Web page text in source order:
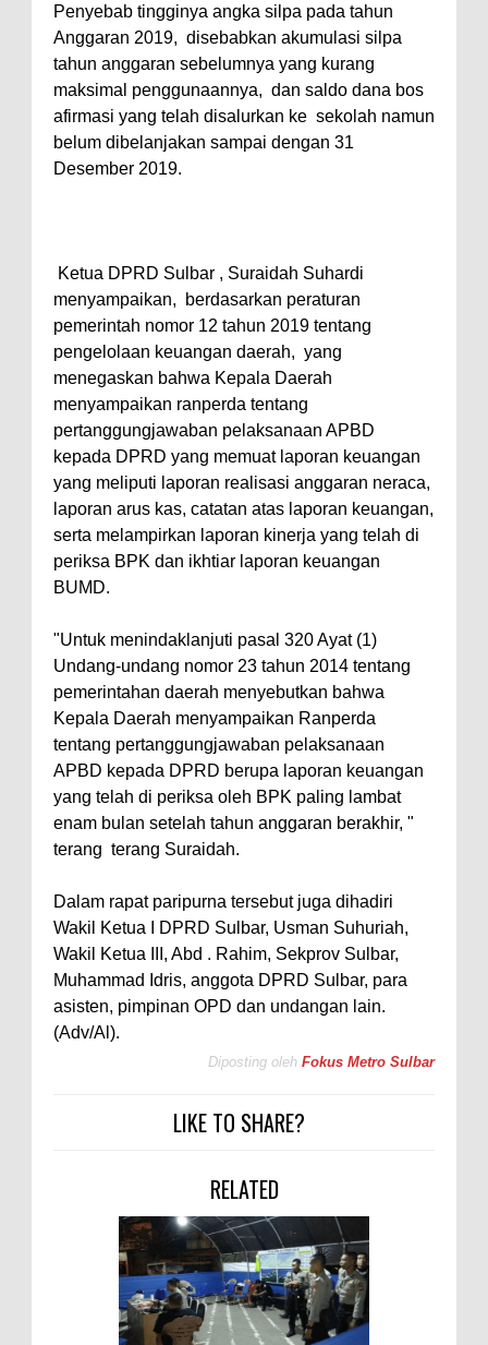
Penyebab tingginya angka silpa pada tahun
Anggaran 2019, disebabkan akumulasi silpa
tahun anggaran sebelumnya yang kurang
maksimal penggunaannya, dan saldo dana bos
afirmasi yang telah disalurkan ke sekolah namun
belum dibelanjakan sampai dengan 31
Desember 2019.
Ketua DPRD Sulbar , Suraidah Suhardi
menyampaikan, berdasarkan peraturan
pemerintah nomor 12 tahun 2019 tentang
pengelolaan keuangan daerah, yang
menegaskan bahwa Kepala Daerah
menyampaikan ranperda tentang
pertanggungjawaban pelaksanaan APBD
kepada DPRD yang memuat laporan keuangan
yang meliputi laporan realisasi anggaran neraca,
laporan arus kas, catatan atas laporan keuangan,
serta melampirkan laporan kinerja yang telah di
periksa BPK dan ikhtiar laporan keuangan
BUMD.
"Untuk menindaklanjuti pasal 320 Ayat (1)
Undang-undang nomor 23 tahun 2014 tentang
pemerintahan daerah menyebutkan bahwa
Kepala Daerah menyampaikan Ranperda
tentang pertanggungjawaban pelaksanaan
APBD kepada DPRD berupa laporan keuangan
yang telah di periksa oleh BPK paling lambat
enam bulan setelah tahun anggaran berakhir, "
terang terang Suraidah.
Dalam rapat paripurna tersebut juga dihadiri
Wakil Ketua I DPRD Sulbar, Usman Suhuriah,
Wakil Ketua III, Abd . Rahim, Sekprov Sulbar,
Muhammad Idris, anggota DPRD Sulbar, para
asisten, pimpinan OPD dan undangan lain.
(Adv/Al).
Diposting oleh Fokus Metro Sulbar
LIKE TO SHARE?
RELATED